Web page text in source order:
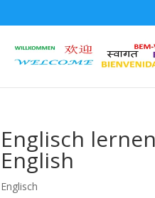
Englisch
English
Englisch